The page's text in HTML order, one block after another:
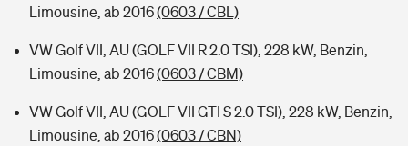
Limousine, ab 2016(0603 / CBL)
VW Golf VII, AU (GOLF VII R 2.0 TSI), 228 kW, Benzin,
Limousine, ab 2016(0603 / CBM)
VW Golf VII, AU (GOLF VII GTI S 2.0 TSI), 228 kW, Benzin,
Limousine, ab 2016(0603 / CBN)